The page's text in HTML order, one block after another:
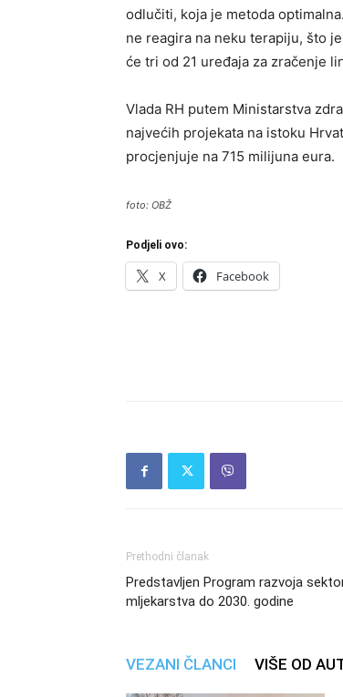
odlučiti, koja je metoda
ne reagira na neku terapiju, što
će tri od 21 uređaja za zračenje
Vlada RH putem Ministarstva
najvećih projekata na istoku
procjenjuje na 715 milijuna eura.
foto: OBŽ
Podjeli ovo:
X Facebook
Prethodni članak
Predstavljen Program razvoja
mljekarstva do 2030. godine
VEZANI ČLANCI VIŠE OD